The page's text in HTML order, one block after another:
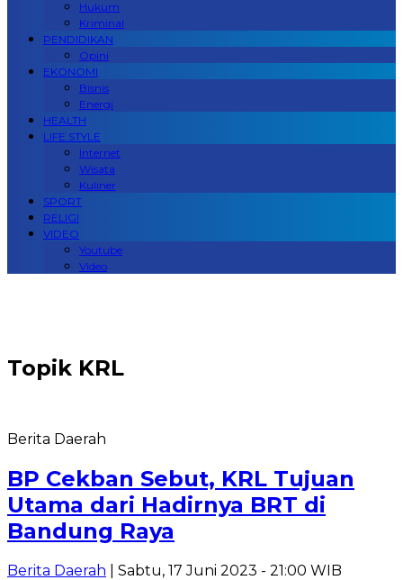
Hukum
Kriminal
PENDIDIKAN
Opini
EKONOMI
Bisnis
Energi
HEALTH
LIFE STYLE
Internet
Wisata
Kuliner
SPORT
RELIGI
VIDEO
Youtube
Video
Topik KRL
Berita Daerah
BP Cekban Sebut, KRL Tujuan
Utama dari Hadirnya BRT di
Bandung Raya
Berita Daerah | Sabtu, 17 Juni 2023 - 21:00 WIB